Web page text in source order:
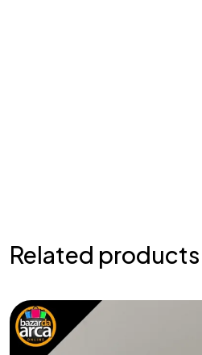
Related products